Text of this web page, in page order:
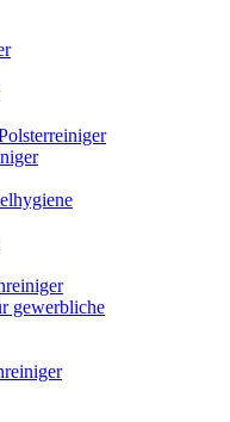
gewerbliche